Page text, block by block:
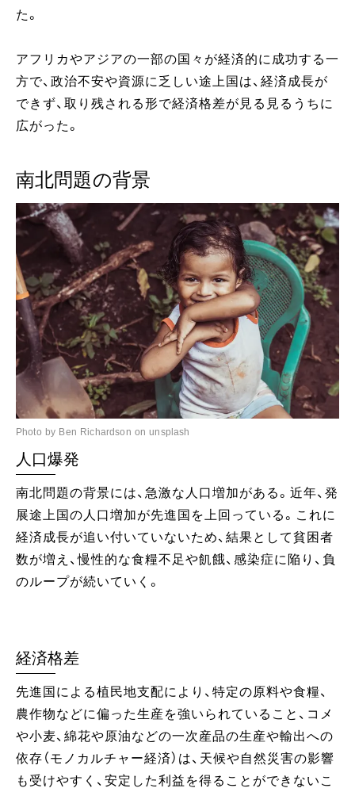
た。
アフリカやアジアの一部の国々が経済的に成功する一
方で、政治不安や資源に乏しい途上国は、経済成長が
できず、取り残される形で経済格差が見る見るうちに
広がった。
南北問題の背景
Photo by Ben Richardson on unsplash
人口爆発
南北問題の背景には、急激な人口増加がある。近年、発
展途上国の人口増加が先進国を上回っている。これに
経済成長が追い付いていないため、結果として貧困者
数が増え、慢性的な食糧不足や飢餓、感染症に陥り、負
のループが続いていく。
経済格差
先進国による植民地支配により、特定の原料や食糧、
農作物などに偏った生産を強いられていること、コメ
や小麦、綿花や原油などの一次産品の生産や輸出への
依存（モノカルチャー経済）は、天候や自然災害の影響
も受けやすく、安定した利益を得ることができないこ